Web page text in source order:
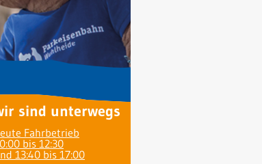
sind unterwegs
Fahrbetrieb
bis 12:30
13:40 bis 17:00